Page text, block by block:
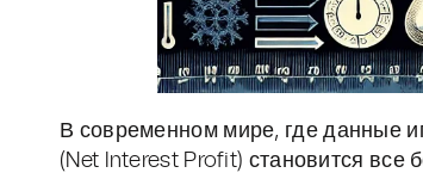
В современном мире, где данные
(Net Interest Profit) становится все